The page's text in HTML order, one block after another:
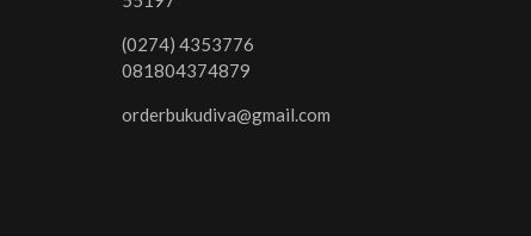
(0274) 4353776
081804374879
orderbukudiva@gmail.com